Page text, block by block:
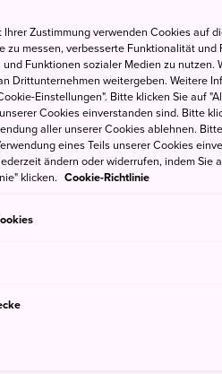
Zustimmung verwenden Cookies auf
zu messen, verbesserte Funktionalität
Funktionen sozialer Medien zu nutzen.
Drittunternehmen weitergeben. Weitere
Einstellungen". Bitte klicken Sie auf
Cookies einverstanden sind. Bitte
aller unserer Cookies ablehnen.
eines Teils unserer Cookies
ändern oder widerrufen, indem Sie
klicken. Cookie-Richtlinie